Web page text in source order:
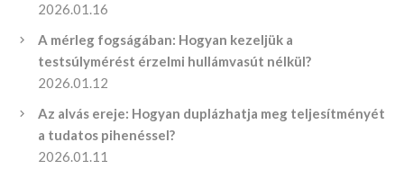
2026.01.16
A mérleg fogságában: Hogyan kezeljük a
testsúlymérést érzelmi hullámvasút nélkül?
2026.01.12
Az alvás ereje: Hogyan duplázhatja meg teljesítményét
a tudatos pihenéssel?
2026.01.11